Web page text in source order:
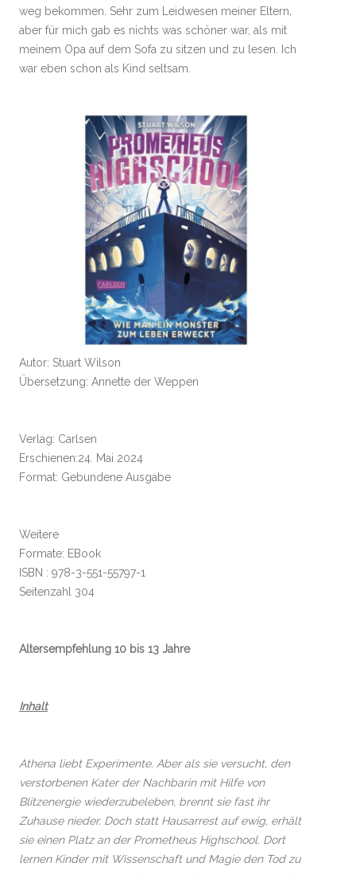
weg bekommen. Sehr zum Leidwesen meiner Eltern,
aber für mich gab es nichts was schöner war, als mit
meinem Opa auf dem Sofa zu sitzen und zu lesen. Ich
war eben schon als Kind seltsam.
Autor: Stuart Wilson
Übersetzung: Annette der Weppen
Verlag: Carlsen
Erschienen:24. Mai 2024
Format: Gebundene Ausgabe
Weitere
Formate: EBook
ISBN : 978-3-551-55797-1
Seitenzahl 304
Altersempfehlung 10 bis 13 Jahre
Inhalt
Athena liebt Experimente. Aber als sie versucht, den
verstorbenen Kater der Nachbarin mit Hilfe von
Blitzenergie wiederzubeleben, brennt sie fast ihr
Zuhause nieder. Doch statt Hausarrest auf ewig, erhält
sie einen Platz an der Prometheus Highschool. Dort
lernen Kinder mit Wissenschaft und Magie den Tod zu